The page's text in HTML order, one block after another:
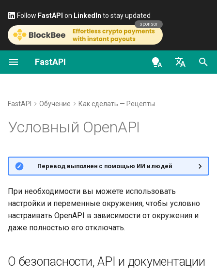
Follow FastAPI on LinkedIn to stay updated
sponsor
FastAPI
de - Deutsch
es - español
hi - हिन्दी
ja - 日本語
ko - 한국어
pt - português
ru - русский язык
uk - українська мова
Первые шаги
Query-параметры и
валидация строк
Path-параметры и
валидация числовых
данных
Body - Множество
Классы как зависимости
декораторах операции
Зависимости с yield
Безопасность — первые
Получить текущего
«Bearer»
хешированием), Bearer с
JWT-токенами
Потоковая передача
Расширенная
пути
коды
Кастомные ответы —
HTML, поток, файл и другие
OpenAPI
OAuth2 scopes
О версиях FastAPI
Запуск сервера вручную
Концепции развёртывания
облачных провайдеров
Серверные воркеры —
Uvicorn с воркерами
FastAPI в контейнерах —
Docker
О безопасности, API и
Условный OpenAPI из настроек
FastAPI class
Exceptions - HTTPException
and WebSocketException
Dependencies - Depends()
and Security()
APIRouter class
Background Tasks -
BackgroundTasks
OpenAPI docs
FastAPI People
Шаблон Full Stack FastAPI
FastAPI and friends
newsletter
Альтернативы, источники
История, проектирование и
Repository Management
FastAPI Обучение Как сделать — Рецепты
Условный OpenAPI
🌐 Перевод выполнен с помощью ИИ и людей
При необходимости вы можете использовать
настройки и переменные окружения, чтобы условно
настраивать OpenAPI в зависимости от окружения и
даже полностью его отключать.
О безопасности, API и документации